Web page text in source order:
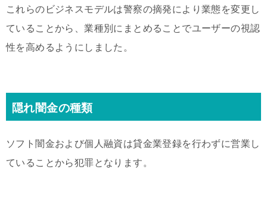
これらのビジネスモデルは警察の摘発により業態を変更し
ていることから、業種別にまとめることでユーザーの視認
性を高めるようにしました。
隠れ闇金の種類
ソフト闇金および個人融資は貸金業登録を行わずに営業し
ていることから犯罪となります。